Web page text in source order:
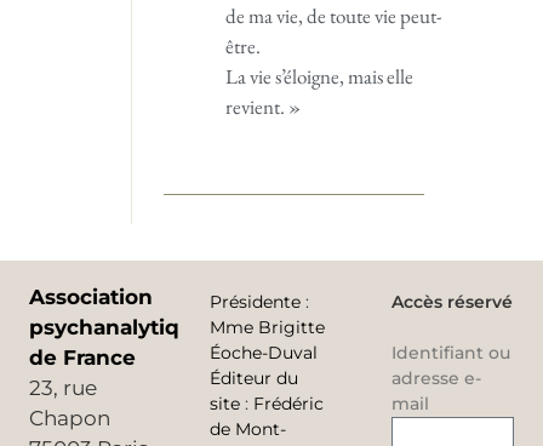
de ma vie, de toute vie peut-
être.
La vie s’éloigne, mais elle
revient. »
Association
psychanalytique
de France
23, rue
Chapon
Présidente :
Mme Brigitte
Éoche-Duval
Éditeur du
site : Frédéric
de Mont-
Accès réservé
Identifiant ou
adresse e-
mail